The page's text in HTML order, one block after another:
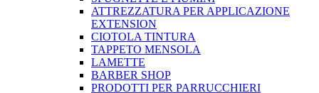
ATTREZZATURA PER APPLICAZIONE
EXTENSION
CIOTOLA TINTURA
TAPPETO MENSOLA
LAMETTE
BARBER SHOP
PRODOTTI PER PARRUCCHIERI